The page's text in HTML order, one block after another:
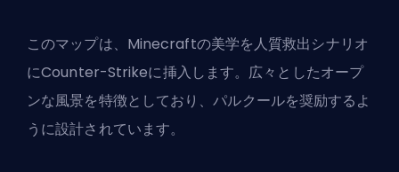
このマップは、Minecraftの美学を人質救出シナリオ
にCounter-Strikeに挿入します。広々としたオープ
ンな風景を特徴としており、パルクールを奨励するよ
うに設計されています。